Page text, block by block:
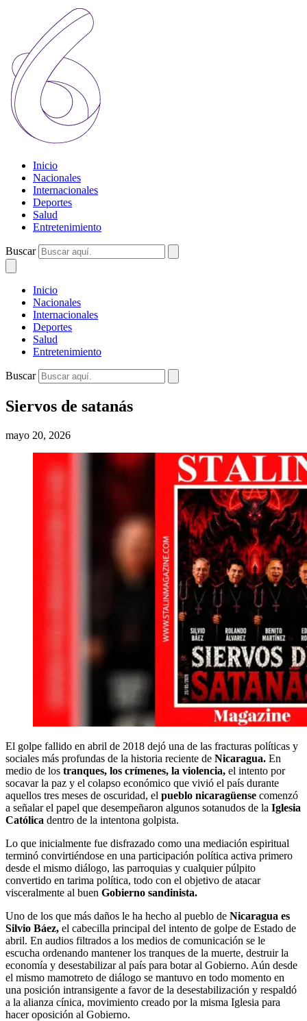
Inicio
Nacionales
Internacionales
Deportes
Salud
Entretenimiento
Buscar
Inicio
Nacionales
Internacionales
Deportes
Salud
Entretenimiento
Buscar
Siervos de satanás
mayo 20, 2026
El golpe fallido en abril de 2018 dejó una de las fracturas políticas y
sociales más profundas de la historia reciente de Nicaragua. En
medio de los tranques, los crímenes, la violencia, el intento por
socavar la paz y el colapso económico que vivió el país durante
aquellos tres meses de oscuridad, el pueblo nicaragüense comenzó
a señalar el papel que desempeñaron algunos sotanudos de la Iglesia
Católica dentro de la intentona golpista.
Lo que inicialmente fue disfrazado como una mediación espiritual
terminó convirtiéndose en una participación política activa primero
desde el mismo diálogo, las parroquias y cualquier púlpito
convertido en tarima política, todo con el objetivo de atacar
visceralmente al buen Gobierno sandinista.
Uno de los que más daños le ha hecho al pueblo de Nicaragua es
Silvio Báez, el cabecilla principal del intento de golpe de Estado de
abril. En audios filtrados a los medios de comunicación se le
escucha ordenando mantener los tranques de la muerte, destruir la
economía y desestabilizar al país para botar al Gobierno. Aún desde
el mismo mamotreto de diálogo se mantuvo en todo momento en
una posición intransigente a favor de la desestabilización y respaldó
a la alianza cínica, movimiento creado por la misma Iglesia para
hacer oposición al Gobierno.